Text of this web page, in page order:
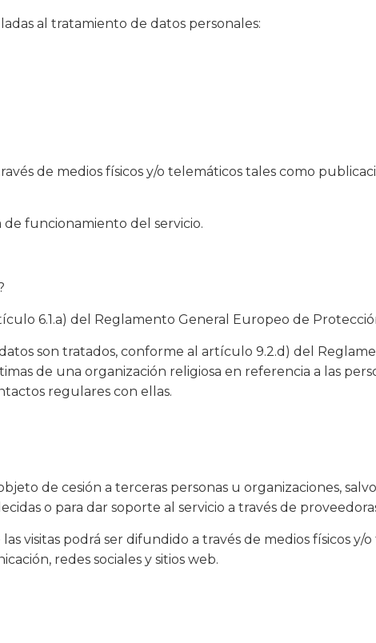
al tratamiento de datos personales:
de medios físicos y/o telemáticos tales como
funcionamiento del servicio.
6.1.a) del Reglamento General Europeo de
son tratados, conforme al artículo 9.2.d) del
de una organización religiosa en referencia a las
regulares con ellas.
de cesión a terceras personas u organizaciones,
o para dar soporte al servicio a través de
visitas podrá ser difundido a través de medios físicos y/
redes sociales y sitios web.